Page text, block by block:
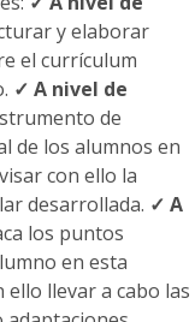
y elaborar
el currículum
✓ A nivel de
de
de los alumnos en
con ello la
desarrollada. ✓ A
los puntos
en esta
llevar a cabo las